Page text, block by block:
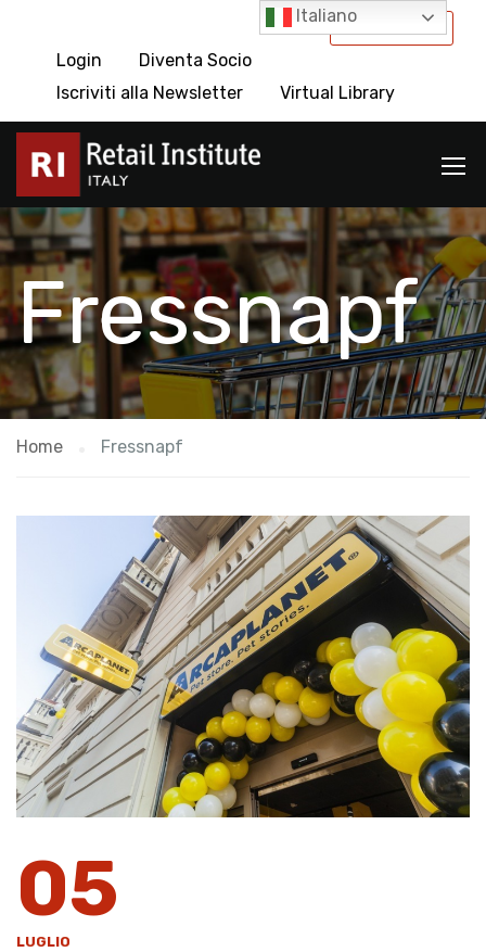
International
Login
Diventa Socio
Iscriviti alla Newsletter
Virtual Library
Fressnapf
Home Fressnapf
05
LUGLIO
Italiano